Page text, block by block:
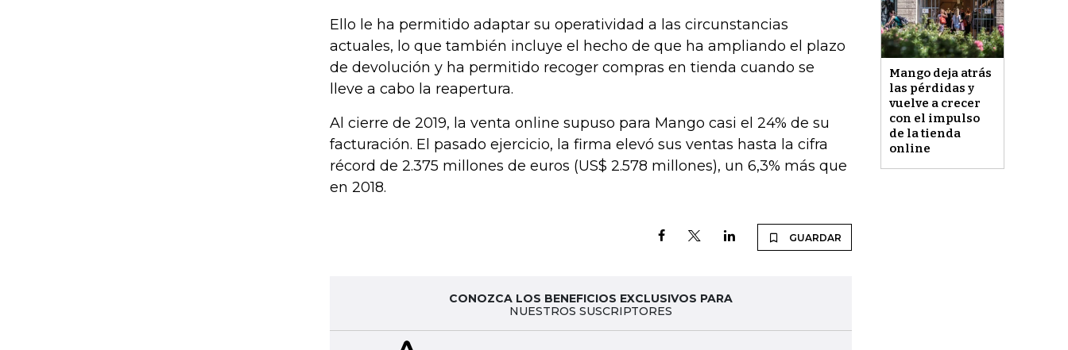
Mango deja atrás
las pérdidas y
vuelve a crecer
con el impulso
de la tienda
online
Ello le ha permitido adaptar su operatividad a las circunstancias
actuales, lo que también incluye el hecho de que ha ampliando el plazo
de devolución y ha permitido recoger compras en tienda cuando se
lleve a cabo la reapertura.
Al cierre de 2019, la venta online supuso para Mango casi el 24% de su
facturación. El pasado ejercicio, la firma elevó sus ventas hasta la cifra
récord de 2.375 millones de euros (US$ 2.578 millones), un 6,3% más que
en 2018.
GUARDAR
CONOZCA LOS BENEFICIOS EXCLUSIVOS PARA
NUESTROS SUSCRIPTORES